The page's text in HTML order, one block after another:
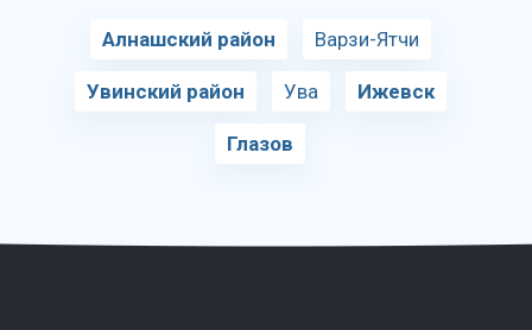
Алнашский район Варзи-Ятчи
Увинский район Ува Ижевск
Глазов